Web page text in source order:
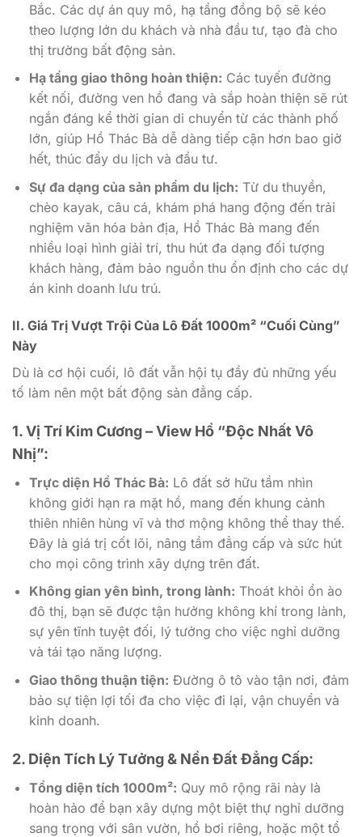
Bắc. Các dự án quy mô, hạ tầng đồng bộ sẽ kéo
theo lượng lớn du khách và nhà đầu tư, tạo đà cho
thị trường bất động sản.
Hạ tầng giao thông hoàn thiện: Các tuyến đường
kết nối, đường ven hồ đang và sắp hoàn thiện sẽ rút
ngắn đáng kể thời gian di chuyển từ các thành phố
lớn, giúp Hồ Thác Bà dễ dàng tiếp cận hơn bao giờ
hết, thúc đẩy du lịch và đầu tư.
Sự đa dạng của sản phẩm du lịch: Từ du thuyền,
chèo kayak, câu cá, khám phá hang động đến trải
nghiệm văn hóa bản địa, Hồ Thác Bà mang đến
nhiều loại hình giải trí, thu hút đa dạng đối tượng
khách hàng, đảm bảo nguồn thu ổn định cho các dự
án kinh doanh lưu trú.
II. Giá Trị Vượt Trội Của Lô Đất 1000m² “Cuối Cùng”
Này
Dù là cơ hội cuối, lô đất vẫn hội tụ đầy đủ những yếu
tố làm nên một bất động sản đẳng cấp.
1. Vị Trí Kim Cương – View Hồ “Độc Nhất Vô
Nhị”:
Trực diện Hồ Thác Bà: Lô đất sở hữu tầm nhìn
không giới hạn ra mặt hồ, mang đến khung cảnh
thiên nhiên hùng vĩ và thơ mộng không thể thay thế.
Đây là giá trị cốt lõi, nâng tầm đẳng cấp và sức hút
cho mọi công trình xây dựng trên đất.
Không gian yên bình, trong lành: Thoát khỏi ồn ào
đô thị, bạn sẽ được tận hưởng không khí trong lành,
sự yên tĩnh tuyệt đối, lý tưởng cho việc nghỉ dưỡng
và tái tạo năng lượng.
Giao thông thuận tiện: Đường ô tô vào tận nơi, đảm
bảo sự tiện lợi tối đa cho việc đi lại, vận chuyển và
kinh doanh.
2. Diện Tích Lý Tưởng & Nền Đất Đẳng Cấp:
Tổng diện tích 1000m²: Quy mô rộng rãi này là
hoàn hảo để bạn xây dựng một biệt thự nghỉ dưỡng
sang trọng với sân vườn, hồ bơi riêng, hoặc một tổ